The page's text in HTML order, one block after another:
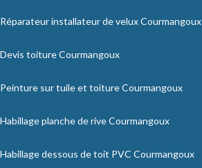
Réparateur installateur de velux Courmangoux
Devis toiture Courmangoux
Peinture sur tuile et toiture Courmangoux
Habillage planche de rive Courmangoux
Habillage dessous de toit PVC Courmangoux